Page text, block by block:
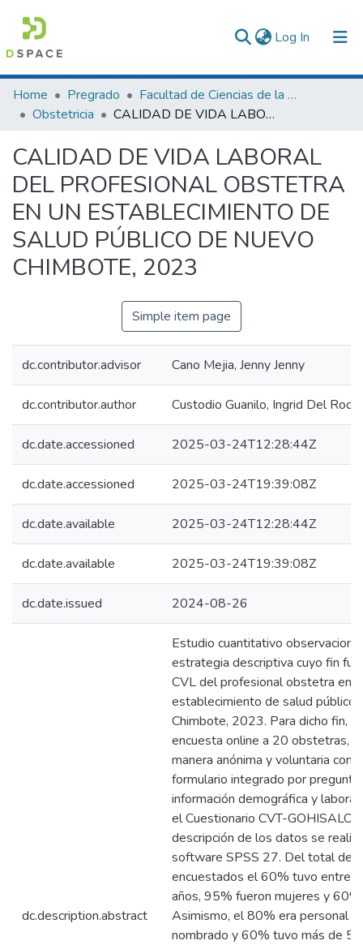
Log In (current)
Communities & Collections
All of DSpace
Statistics
Home Pregrado
Facultad de Ciencias de la Salud
Obstetricia
CALIDAD DE VIDA LABORAL DEL PROFESIONAL OBSTETRA EN UN ESTABLECIMIENTO DE SALUD PÚBLICO DE NUEVO CHIMBOTE, 2023
CALIDAD DE VIDA LABORAL
DEL PROFESIONAL OBSTETRA
EN UN ESTABLECIMIENTO DE
SALUD PÚBLICO DE NUEVO
CHIMBOTE, 2023
Simple item page
dc.contributor.advisor Cano Mejia, Jenny Jenny
dc.contributor.author Custodio Guanilo, Ingrid Del Rocio
dc.date.accessioned 2025-03-24T12:28:44Z
dc.date.accessioned 2025-03-24T19:39:08Z
dc.date.available 2025-03-24T12:28:44Z
dc.date.available 2025-03-24T19:39:08Z
dc.date.issued 2024-08-26
dc.description.abstract
Estudio cuantitativo
estrategia descriptiva cuyo fin
CVL del profesional obstetra en
establecimiento de salud público
Chimbote, 2023. Para dicho fin,
encuesta online a 20 obstetras,
manera anónima y voluntaria
formulario integrado por
información demográfica y
el Cuestionario CVT-GOHISALO.
descripción de los datos se
software SPSS 27. Del total de
encuestados el 60% tuvo entre
años, 95% fueron mujeres y 60%
Asimismo, el 80% era personal
nombrado y 60% tuvo más de 5